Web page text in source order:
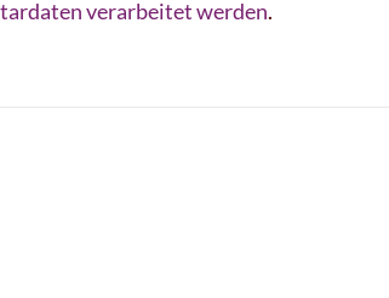
verarbeitet werden.